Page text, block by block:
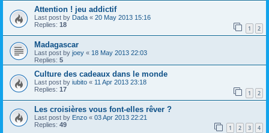
Attention ! jeu addictif
Last post by Dada « 20 May 2013 15:16
Replies: 18 1 2
Madagascar
Last post by joey « 18 May 2013 22:03
Replies: 5
Culture des cadeaux dans le monde
Last post by iubito « 11 Apr 2013 23:18
Replies: 17 1 2
Les croisières vous font-elles rêver ?
Last post by Enzo « 03 Apr 2013 22:21
Replies: 49 1 2 3 4